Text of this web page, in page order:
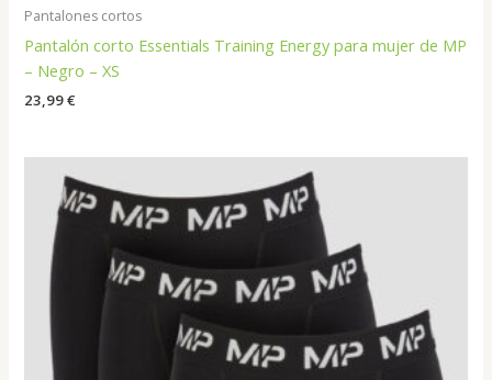
Pantalones cortos
Pantalón corto Essentials Training Energy para mujer de MP
– Negro – XS
23,99€